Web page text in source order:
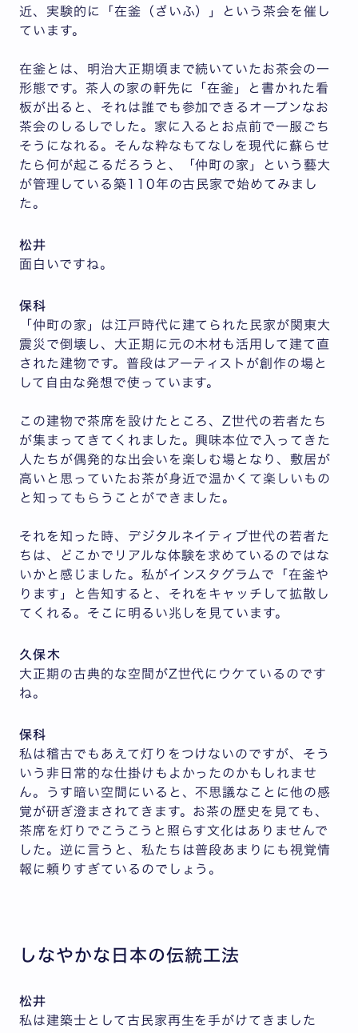
近、実験的に「在釜（ざいふ）」という茶会を催し
ています。
在釜とは、明治大正期頃まで続いていたお茶会の一
形態です。茶人の家の軒先に「在釜」と書かれた看
板が出ると、それは誰でも参加できるオープンなお
茶会のしるしでした。家に入るとお点前で一服ごち
そうになれる。そんな粋なもてなしを現代に蘇らせ
たら何が起こるだろうと、「仲町の家」という藝大
が管理している築110年の古民家で始めてみまし
た。
松井
面白いですね。
保科
「仲町の家」は江戸時代に建てられた民家が関東大
震災で倒壊し、大正期に元の木材も活用して建て直
された建物です。普段はアーティストが創作の場と
して自由な発想で使っています。
この建物で茶席を設けたところ、Z世代の若者たち
が集まってきてくれました。興味本位で入ってきた
人たちが偶発的な出会いを楽しむ場となり、敷居が
高いと思っていたお茶が身近で温かくて楽しいもの
と知ってもらうことができました。
それを知った時、デジタルネイティブ世代の若者た
ちは、どこかでリアルな体験を求めているのではな
いかと感じました。私がインスタグラムで「在釜や
ります」と告知すると、それをキャッチして拡散し
てくれる。そこに明るい兆しを見ています。
久保木
大正期の古典的な空間がZ世代にウケているのです
ね。
保科
私は稽古でもあえて灯りをつけないのですが、そう
いう非日常的な仕掛けもよかったのかもしれませ
ん。うす暗い空間にいると、不思議なことに他の感
覚が研ぎ澄まされてきます。お茶の歴史を見ても、
茶席を灯りでこうこうと照らす文化はありませんで
した。逆に言うと、私たちは普段あまりにも視覚情
報に頼りすぎているのでしょう。
しなやかな日本の伝統工法
松井
私は建築士として古民家再生を手がけてきました